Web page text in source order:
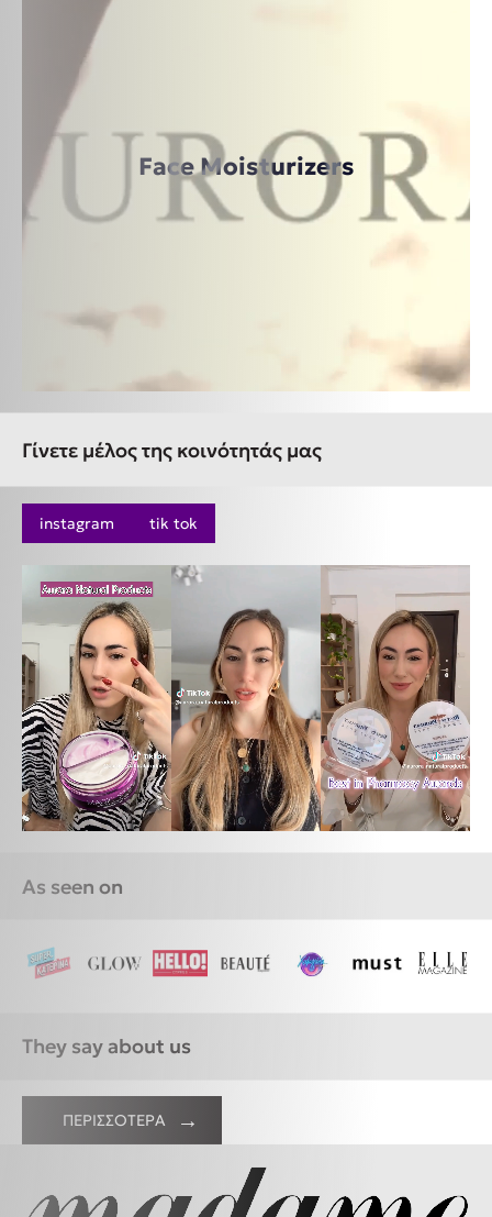
Face Moisturizers
Γίνετε μέλος της κοινότητάς μας
instagram tik tok
As seen on
They say about us
ΠΕΡΙΣΣΟΤΕΡΑ